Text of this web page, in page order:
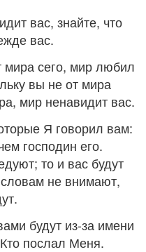
вас, знайте, что
вас.
сего, мир любил
вы не от мира
мир ненавидит вас.
Я говорил вам:
господин его.
то и вас будут
не внимают,
будут из-за имени
послал Меня.